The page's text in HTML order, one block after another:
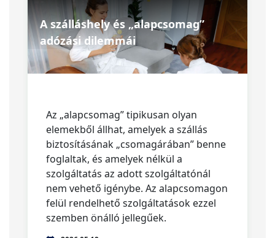
A szálláshely és „alapcsomag”
adózási dilemmái
Az „alapcsomag” tipikusan olyan
elemekből állhat, amelyek a szállás
biztosításának „csomagárában” benne
foglaltak, és amelyek nélkül a
szolgáltatás az adott szolgáltatónál
nem vehető igénybe. Az alapcsomagon
felül rendelhető szolgáltatások ezzel
szemben önálló jellegűek.